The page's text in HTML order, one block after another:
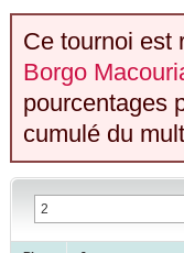
Ce tournoi est
Borgo
pourcentages
cumulé du